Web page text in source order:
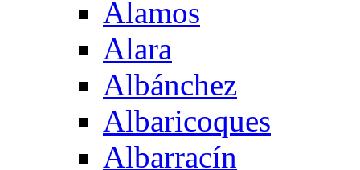
Alamos
Alara
Albánchez
Albaricoques
Albarracín